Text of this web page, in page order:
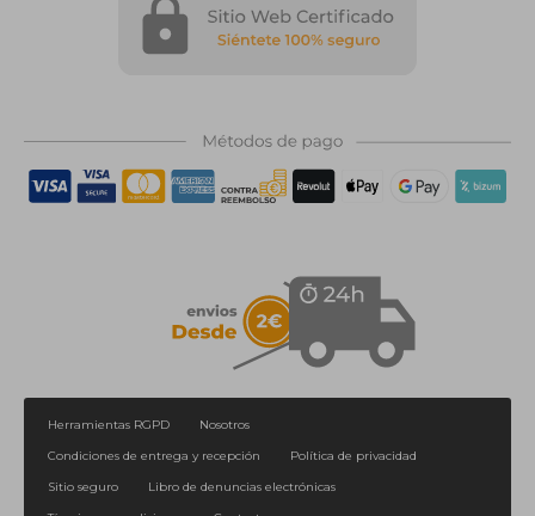
Herramientas RGPD
Nosotros
Condiciones de entrega y recepción
Política de privacidad
Sitio seguro
Libro de denuncias electrónicas